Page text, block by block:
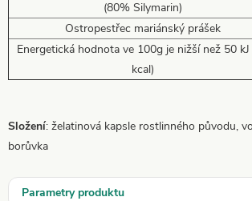
(80% Silymarin)
Ostropestřec mariánský prášek
Energetická hodnota ve 100g je nižší než 50
kcal)
Složení: želatinová kapsle rostlinného původu,
borůvka
Parametry produktu